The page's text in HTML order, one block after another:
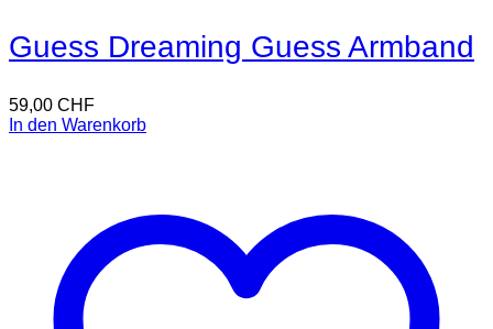
Guess Dreaming Guess Armband
59,00 CHF
In den Warenkorb